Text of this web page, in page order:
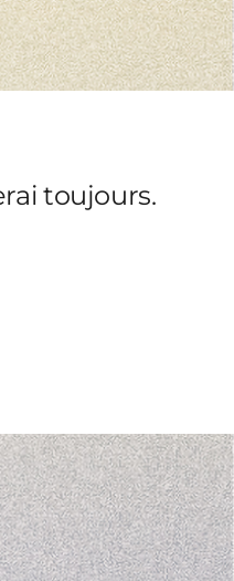
toujours.